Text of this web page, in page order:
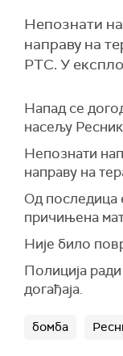
Непознати
направу на
РТС. У
Напад се
насељу
Непознати
направу на
Од последица
причињена
Није било
Полиција
догађаја.
бомба